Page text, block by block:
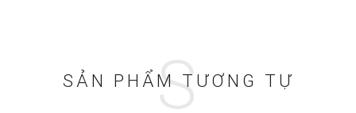
SẢN PHẨM TƯƠNG TỰ
S